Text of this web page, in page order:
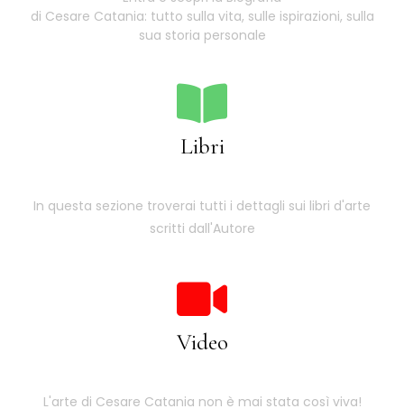
di Cesare Catania: tutto sulla vita, sulle ispirazioni, sulla
sua storia personale
Libri
In questa sezione troverai tutti i dettagli sui libri d'arte
scritti dall'Autore
Video
L'arte di Cesare Catania non è mai stata così viva!